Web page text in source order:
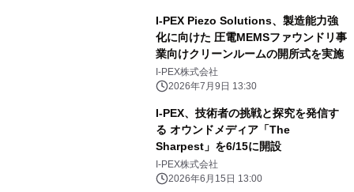
I-PEX Piezo Solutions、製造能力強
化に向けた 圧電MEMSファウンドリ事
業向けクリーンルームの開所式を実施
I-PEX株式会社
2026年7月9日 13:30
I-PEX、技術者の挑戦と探究を発信す
る オウンドメディア「The
Sharpest」を6/15に開設
I-PEX株式会社
2026年6月15日 13:00